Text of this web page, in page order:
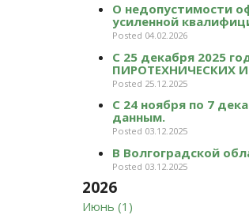
О недопустимости
усиленной
Posted 04.02.2026
С 25 декабря 2025
ПИРОТЕХНИЧЕСКИХ
Posted 25.12.2025
С 24 ноября по 7
данным.
Posted 03.12.2025
В Волгоградской
Posted 03.12.2025
2026
Июнь (1)